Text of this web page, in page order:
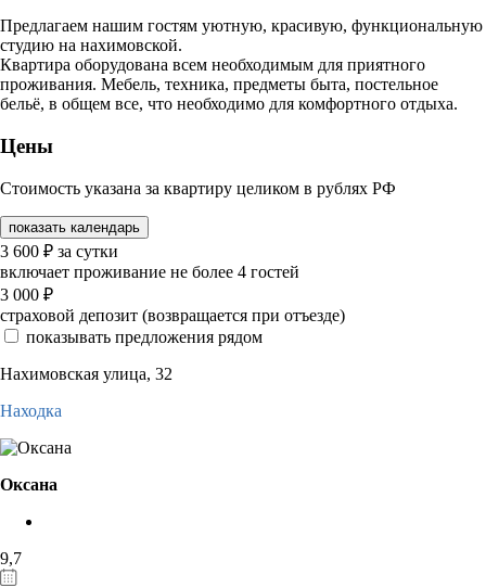
Предлагаем нашим гостям уютную, красивую, функциональную
студию на нахимовской.
Квартира оборудована всем необходимым для приятного
проживания. Мебель, техника, предметы быта, постельное
бельё, в общем все, что необходимо для комфортного отдыха.
Цены
Стоимость указана за квартиру целиком в рублях РФ
показать календарь
3 600 ₽ за сутки
включает проживание не более 4 гостей
3 000 ₽
страховой депозит (возвращается при отъезде)
показывать предложения рядом
Нахимовская улица, 32
Находка
Оксана
9,7